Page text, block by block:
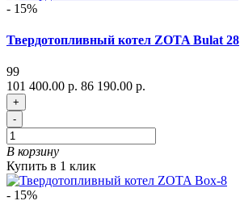
- 15%
Твердотопливный котел ZOTA Bulat 28
99
101 400.00 р. 86 190.00 р.
+
-
В корзину
Купить в 1 клик
- 15%